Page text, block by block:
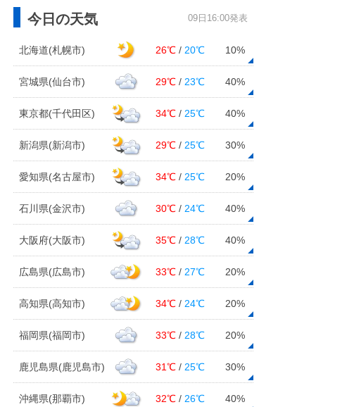
今日の天気 09日16:00発表
北海道(札幌市) 26℃ / 20℃ 10%
宮城県(仙台市) 29℃ / 23℃ 40%
東京都(千代田区) 34℃ / 25℃ 40%
新潟県(新潟市) 29℃ / 25℃ 30%
愛知県(名古屋市) 34℃ / 25℃ 20%
石川県(金沢市) 30℃ / 24℃ 40%
大阪府(大阪市) 35℃ / 28℃ 40%
広島県(広島市) 33℃ / 27℃ 20%
高知県(高知市) 34℃ / 24℃ 20%
福岡県(福岡市) 33℃ / 28℃ 20%
鹿児島県(鹿児島市) 31℃ / 25℃ 30%
沖縄県(那覇市) 32℃ / 26℃ 40%